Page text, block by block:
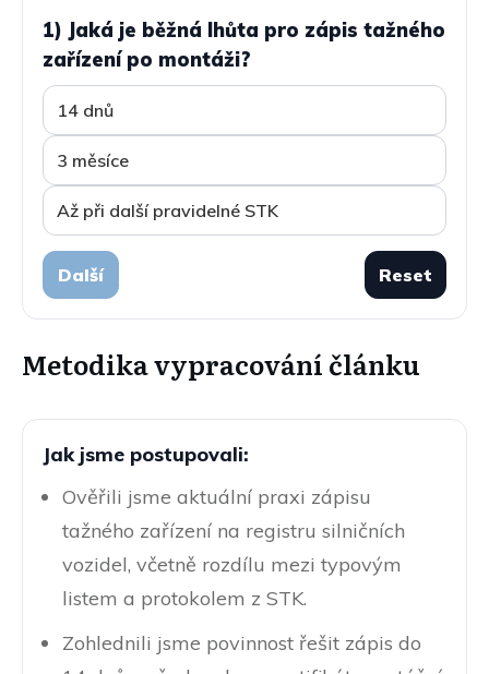
1) Jaká je běžná lhůta pro zápis tažného
zařízení po montáži?
14 dnů
3 měsíce
Až při další pravidelné STK
Další Reset
Metodika vypracování článku
Jak jsme postupovali:
Ověřili jsme aktuální praxi zápisu
tažného zařízení na registru silničních
vozidel, včetně rozdílu mezi typovým
listem a protokolem z STK.
Zohlednili jsme povinnost řešit zápis do